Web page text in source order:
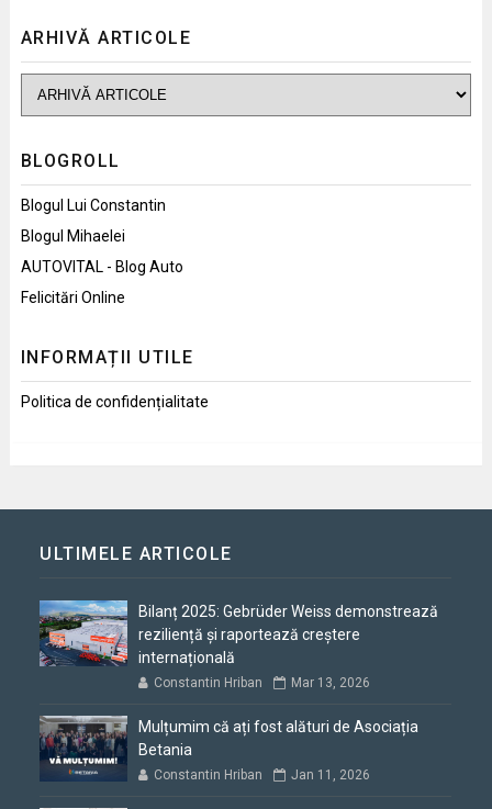
ARHIVĂ ARTICOLE
BLOGROLL
Blogul Lui Constantin
Blogul Mihaelei
AUTOVITAL - Blog Auto
Felicitări Online
INFORMAȚII UTILE
Politica de confidențialitate
ULTIMELE ARTICOLE
Bilanț 2025: Gebrüder Weiss demonstrează
reziliență și raportează creștere
internațională
Constantin Hriban Mar 13, 2026
Mulțumim că ați fost alături de Asociația
Betania
Constantin Hriban Jan 11, 2026